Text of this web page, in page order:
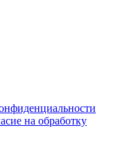
на обработку